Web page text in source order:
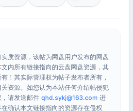
质资源，该帖为网盘用户发布的网盘
内所有链接指向的云盘网盘资源，其
！其实际管理权为帖子发布者所有，
资源。如您认为本站任何介绍帖侵犯
请发送邮件 qhd.sykj@163.com 进
确认本文链接指向的资源存在侵权